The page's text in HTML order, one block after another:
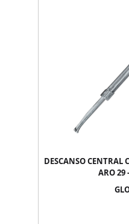
DESCANSO
ARO 29